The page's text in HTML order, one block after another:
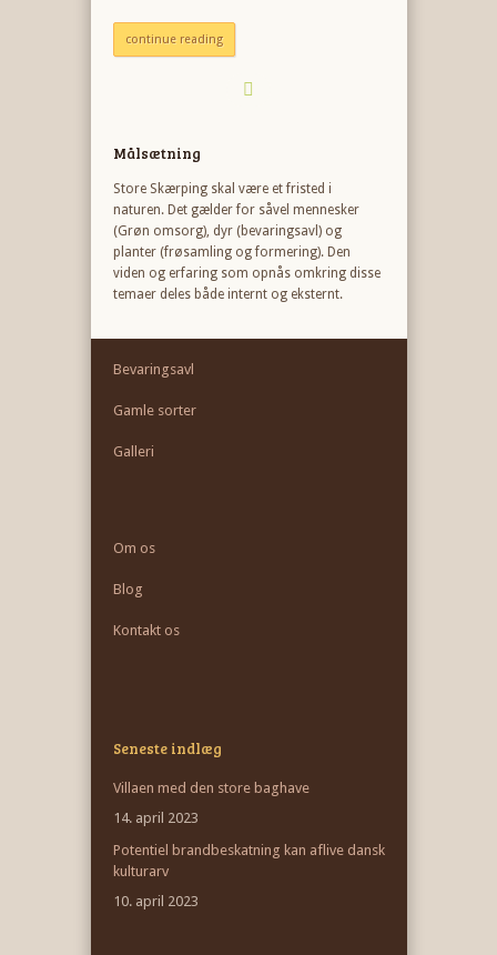
continue reading
Målsætning
Store Skærping skal være et fristed i
naturen. Det gælder for såvel mennesker
(Grøn omsorg), dyr (bevaringsavl) og
planter (frøsamling og formering). Den
viden og erfaring som opnås omkring disse
temaer deles både internt og eksternt.
Bevaringsavl
Gamle sorter
Galleri
Om os
Blog
Kontakt os
Seneste indlæg
Villaen med den store baghave
14. april 2023
Potentiel brandbeskatning kan aflive dansk
kulturarv
10. april 2023